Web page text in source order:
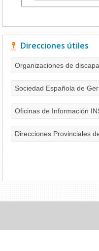
Direcciones útiles
Organizaciones de
Sociedad Española de
Oficinas de Información
Direcciones Provinciales